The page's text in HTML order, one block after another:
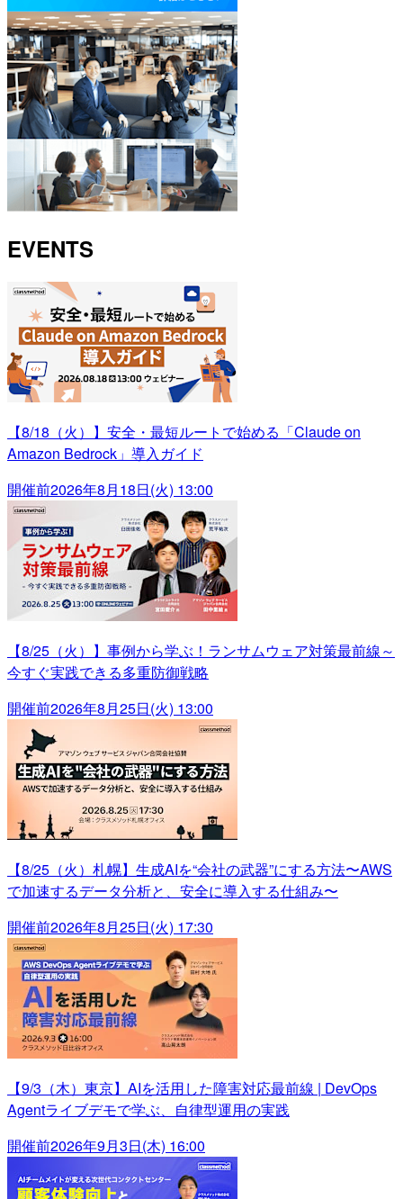
EVENTS
【8/18（火）】安全・最短ルートで始める「Claude on
Amazon Bedrock」導入ガイド
開催前2026年8月18日(火) 13:00
【8/25（火）】事例から学ぶ！ランサムウェア対策最前線～
今すぐ実践できる多重防御戦略
開催前2026年8月25日(火) 13:00
【8/25（火）札幌】生成AIを“会社の武器”にする方法〜AWS
で加速するデータ分析と、安全に導入する仕組み〜
開催前2026年8月25日(火) 17:30
【9/3（木）東京】AIを活用した障害対応最前線 | DevOps
Agentライブデモで学ぶ、自律型運用の実践
開催前2026年9月3日(木) 16:00